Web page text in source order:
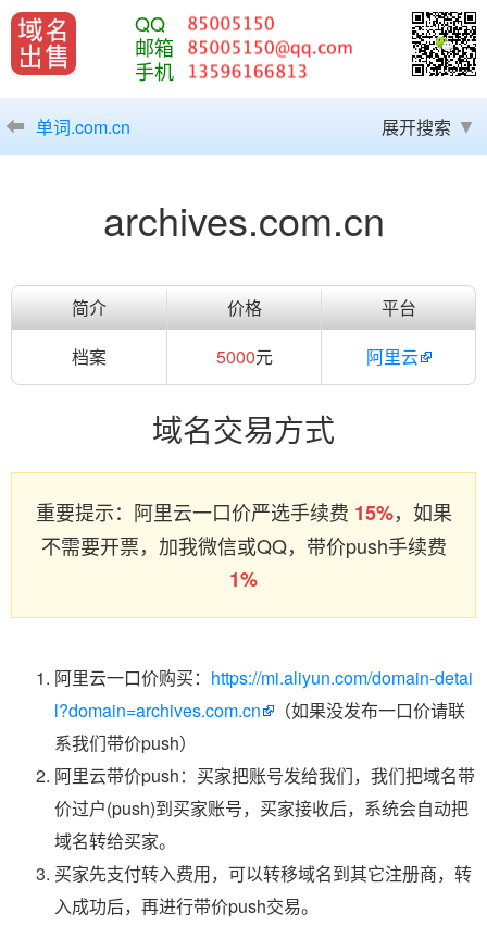
QQ
邮箱
手机
单词.com.cn 展开搜索
archives.com.cn
简介 价格
平台
档案
5000元 阿里云
域名交易方式
重要提示：阿里云一口价严选手续费 15%，如果
不需要开票，加我微信或QQ，带价push手续费
1%
阿里云一口价购买： https://mi.aliyun.com/domain-detai
l?domain=archives.com.cn
（如果没发布一口价请联
系我们带价push）
阿里云带价push：买家把账号发给我们，我们把域名带
价过户(push)到买家账号，买家接收后，系统会自动把
域名转给买家。
买家先支付转入费用，可以转移域名到其它注册商，转
入成功后，再进行带价push交易。